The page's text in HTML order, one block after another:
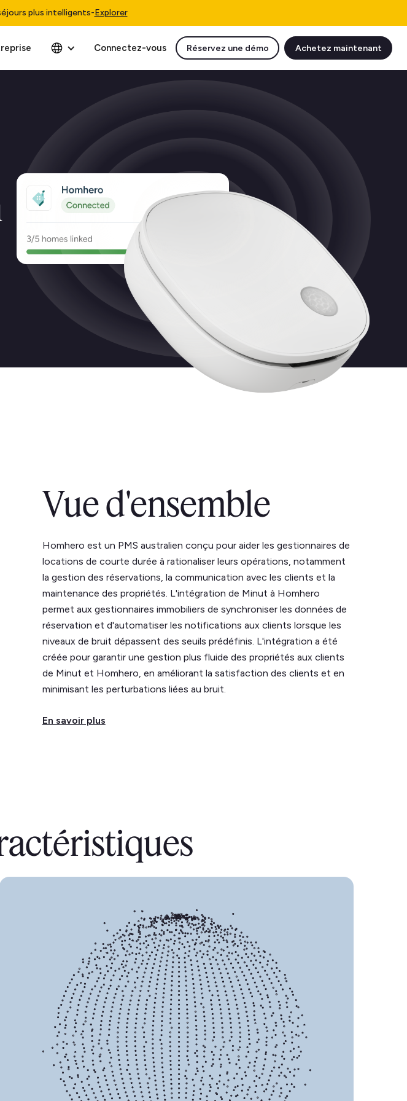
plus intelligents-Explorer
Connectez-vous Réservez une démo Achetez maintenant
Vue d'ensemble
Homhero est un PMS australien conçu pour aider les gestionnaires de
locations de courte durée à rationaliser leurs opérations, notamment
la gestion des réservations, la communication avec les clients et la
maintenance des propriétés. L'intégration de Minut à Homhero
permet aux gestionnaires immobiliers de synchroniser les données de
réservation et d'automatiser les notifications aux clients lorsque les
niveaux de bruit dépassent des seuils prédéfinis. L'intégration a été
créée pour garantir une gestion plus fluide des propriétés aux clients
de Minut et Homhero, en améliorant la satisfaction des clients et en
minimisant les perturbations liées au bruit.
En savoir plus